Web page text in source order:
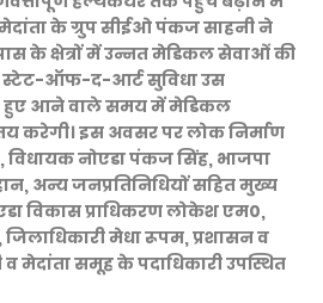
के ग्रुप सीईओ पंकज साहनी ने
के क्षेत्रों में उन्नत मेडिकल सेवाओं की
ऑफ-द-आर्ट सुविधा उस
हुए आने वाले समय में मेडिकल
इस अवसर पर लोक निर्माण
विधायक नोएडा पंकज सिंह, भाजपा
अन्य जनप्रतिनिधियों सहित मुख्य
विकास प्राधिकरण लोकेश एम0,
मेधा रूपम, प्रशासन व
मेदांता समूह के पदाधिकारी उपस्थित